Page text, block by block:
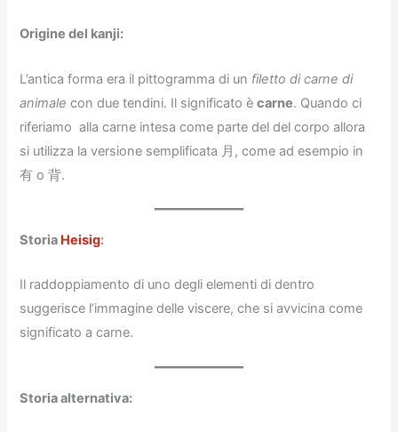
Origine del kanji:
L’antica forma era il pittogramma di un filetto di carne di
animale con due tendini. Il significato ècarne. Quando ci
riferiamo alla carne intesa come parte del del corpo allora
si utilizza la versione semplificata 月, come ad esempio in
有 o 背.
Storia Heisig:
Il raddoppiamento di uno degli elementi di dentro
suggerisce l’immagine delle viscere, che si avvicina come
significato a carne.
Storia alternativa: